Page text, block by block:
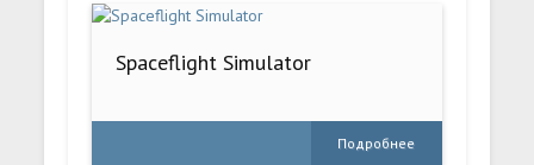
Spaceflight Simulator
Подробнее